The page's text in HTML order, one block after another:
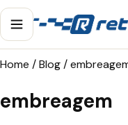
Home /Blog/
embreagem